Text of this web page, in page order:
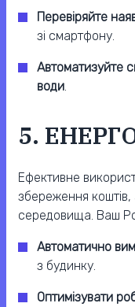
Перевіряйте
зі смартфону.
Автоматизуйте
води
5.
Ефективне
збереження
середовища. Ваш
Автоматично
з будинку.
Оптимізувати